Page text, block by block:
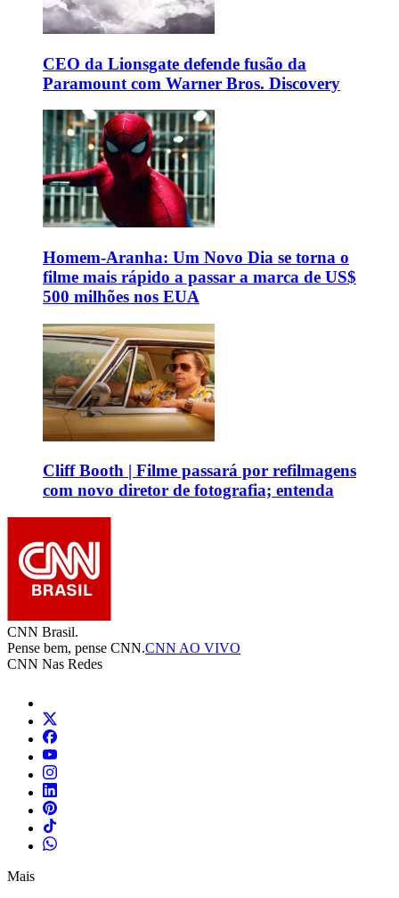
CEO da Lionsgate defende fusão da
Paramount com Warner Bros. Discovery
Homem-Aranha: Um Novo Dia se torna o
filme mais rápido a passar a marca de US$
500 milhões nos EUA
Cliff Booth | Filme passará por refilmagens
com novo diretor de fotografia; entenda
CNN Brasil.
Pense bem, pense CNN.CNN AO VIVO
CNN Nas Redes
Mais